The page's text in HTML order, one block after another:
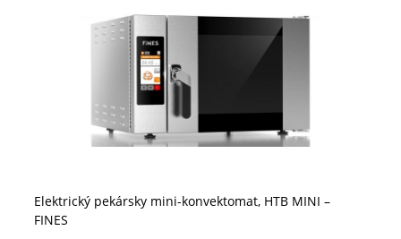
Elektrický pekársky mini-konvektomat, HTB MINI –
FINES